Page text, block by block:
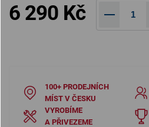
6 290 Kč
100+ PRODEJNÍCH
MÍST V ČESKU
VYROBÍME
A PŘIVEZEME